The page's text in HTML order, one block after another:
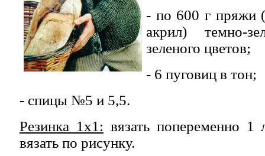
- по 600 г пряжи
акрил) темно-
зеленого цветов;
- 6 пуговиц в тон;
- спицы №5 и 5,5.
Резинка 1x1: вязать попеременно
вязать по рисунку.